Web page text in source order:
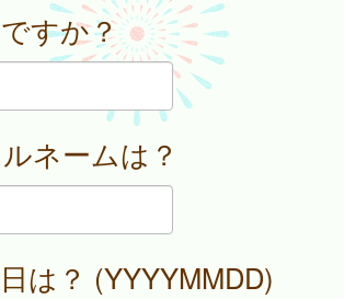
すか？
ネームは？
は？ (YYYYMMDD)